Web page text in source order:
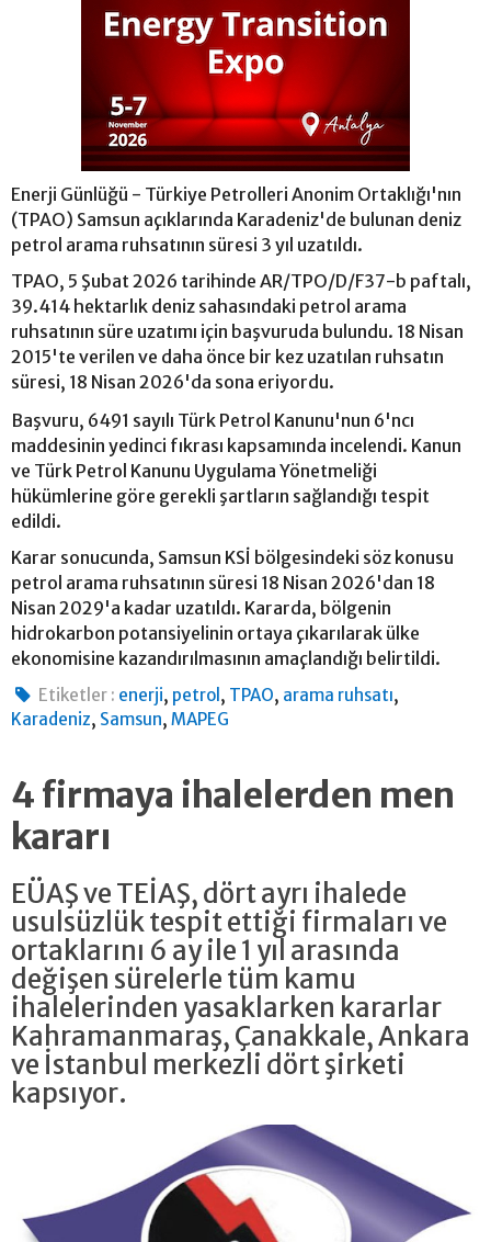
Enerji Günlüğü - Türkiye Petrolleri Anonim Ortaklığı'nın
(TPAO) Samsun açıklarında Karadeniz'de bulunan deniz
petrol arama ruhsatının süresi 3 yıl uzatıldı.
TPAO, 5 Şubat 2026 tarihinde AR/TPO/D/F37-b paftalı,
39.414 hektarlık deniz sahasındaki petrol arama
ruhsatının süre uzatımı için başvuruda bulundu. 18 Nisan
2015'te verilen ve daha önce bir kez uzatılan ruhsatın
süresi, 18 Nisan 2026'da sona eriyordu.
Başvuru, 6491 sayılı Türk Petrol Kanunu'nun 6'ncı
maddesinin yedinci fıkrası kapsamında incelendi. Kanun
ve Türk Petrol Kanunu Uygulama Yönetmeliği
hükümlerine göre gerekli şartların sağlandığı tespit
edildi.
Karar sonucunda, Samsun KSİ bölgesindeki söz konusu
petrol arama ruhsatının süresi 18 Nisan 2026'dan 18
Nisan 2029'a kadar uzatıldı. Kararda, bölgenin
hidrokarbon potansiyelinin ortaya çıkarılarak ülke
ekonomisine kazandırılmasının amaçlandığı belirtildi.
Etiketler : enerji, petrol , TPAO, arama ruhsatı,
Karadeniz, Samsun, MAPEG
4 firmaya ihalelerden men
kararı
EÜAŞ ve TEİAŞ, dört ayrı ihalede
usulsüzlük tespit ettiği firmaları ve
ortaklarını 6 ay ile 1 yıl arasında
değişen sürelerle tüm kamu
ihalelerinden yasaklarken kararlar
Kahramanmaraş, Çanakkale, Ankara
ve İstanbul merkezli dört şirketi
kapsıyor.